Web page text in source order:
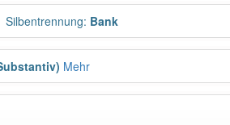
Silbentrennung: Bank
Mehr